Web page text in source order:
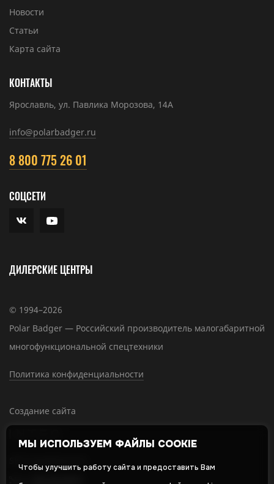
Новости
Статьи
Карта сайта
КОНТАКТЫ
Ярославль, ул. Павлика Морозова, 14А
info@polarbadger.ru
8 800 775 26 01
СОЦСЕТИ
ДИЛЕРСКИЕ ЦЕНТРЫ
© 1994–2026
Polar Badger — Российский производитель малогабаритной
многофункциональной спецтехники
Политика конфиденциальности
Создание сайта
МЫ ИСПОЛЬЗУЕМ ФАЙЛЫ COOKIE
Чтобы улучшить работу сайта и предоставить Вам